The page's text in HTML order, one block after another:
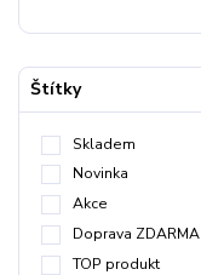
Štítky
Skladem
Novinka
Akce
Doprava ZDARMA
TOP produkt